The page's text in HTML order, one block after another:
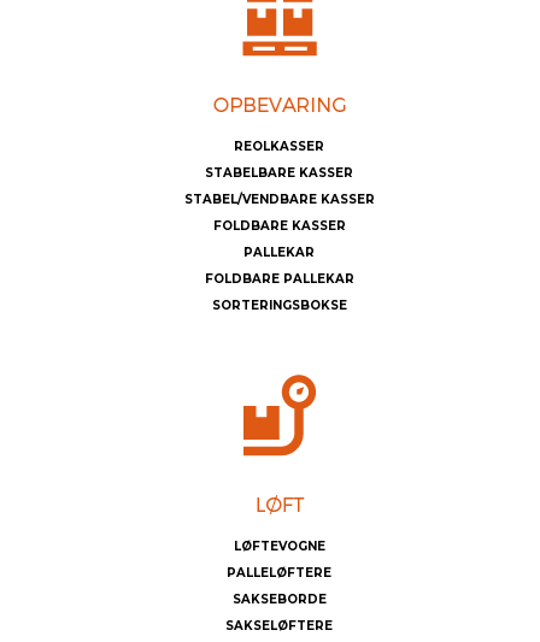
REOLKASSER
STABELBARE KASSER
STABEL/VENDBARE KASSER
FOLDBARE KASSER
PALLEKAR
FOLDBARE PALLEKAR
SORTERINGSBOKSE
LØFTEVOGNE
PALLELØFTERE
SAKSEBORDE
SAKSELØFTERE